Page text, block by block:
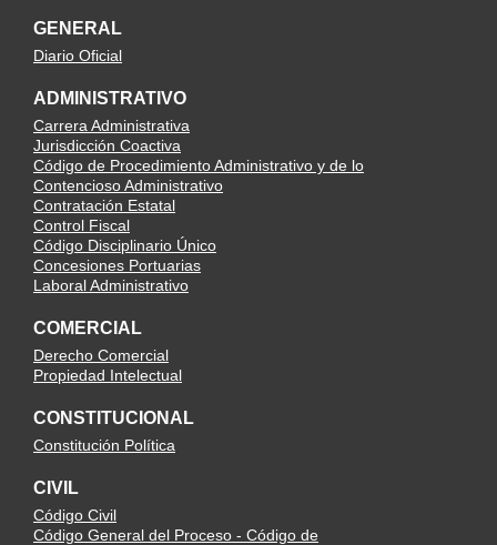
GENERAL
Diario Oficial
ADMINISTRATIVO
Carrera Administrativa
Jurisdicción Coactiva
Código de Procedimiento Administrativo y de lo
Contencioso Administrativo
Contratación Estatal
Control Fiscal
Código Disciplinario Único
Concesiones Portuarias
Laboral Administrativo
COMERCIAL
Derecho Comercial
Propiedad Intelectual
CONSTITUCIONAL
Constitución Política
CIVIL
Código Civil
Código General del Proceso - Código de